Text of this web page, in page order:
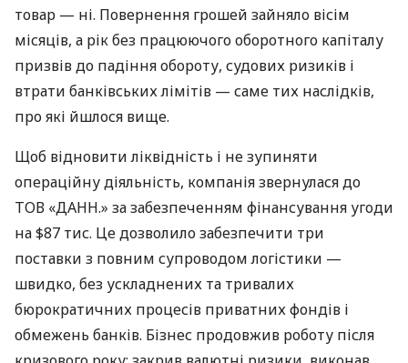
товар — ні. Повернення грошей зайняло вісім
місяців, а рік без працюючого оборотного капіталу
призвів до падіння обороту, судових ризиків і
втрати банківських лімітів — саме тих наслідків,
про які йшлося вище.
Щоб відновити ліквідність і не зупиняти
операційну діяльність, компанія звернулася до
ТОВ «ДАНН.» за забезпеченням фінансування угоди
на $87 тис. Це дозволило забезпечити три
поставки з повним супроводом логістики —
швидко, без ускладнених та тривалих
бюрократичних процесів приватних фондів і
обмежень банків. Бізнес продовжив роботу після